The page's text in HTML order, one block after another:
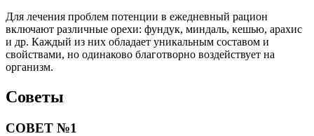
Для лечения проблем потенции в ежедневный рацион
включают различные орехи: фундук, миндаль, кешью, арахис
и др. Каждый из них обладает уникальным составом и
свойствами, но одинаково благотворно воздействует на
организм.
Советы
СОВЕТ №1